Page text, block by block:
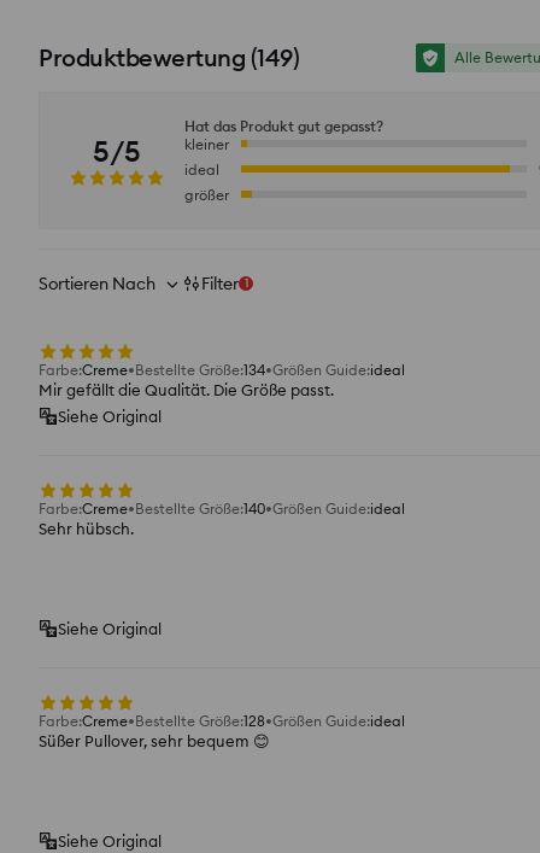
Produktbewertung (149) Alle
5/5
Hat das Produkt gut gepasst?
kleiner
ideal
größer
Sortieren Nach Filter 1
Farbe:Creme Bestellte Größe:134 Größen Guide:ideal
Mir gefällt die Qualität. Die Größe passt.
Siehe Original
Farbe:Creme Bestellte Größe:140 Größen Guide:ideal
Sehr hübsch.
Siehe Original
Farbe:Creme Bestellte Größe:128 Größen Guide:ideal
Süßer Pullover, sehr bequem 😊
Siehe Original